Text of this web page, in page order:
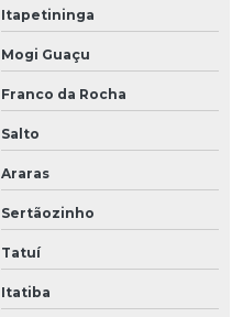
Itapetininga
Mogi Guaçu
Franco da Rocha
Salto
Araras
Sertãozinho
Tatuí
Itatiba